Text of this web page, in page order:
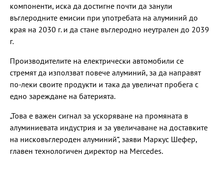
компоненти, иска да достигне почти да занули
въглеродните емисии при употребата на алуминий до
края на 2030 г. и да стане въглеродно неутрален до 2039
г.
Производителите на електрически автомобили се
стремят да използват повече алуминий, за да направят
по-леки своите продукти и така да увеличат пробега с
едно зареждане на батерията.
„Това е важен сигнал за ускоряване на промяната в
алуминиевата индустрия и за увеличаване на доставките
на нисковъглероден алуминий“, заяви Маркус Шефер,
главен технологичен директор на Mercedes.